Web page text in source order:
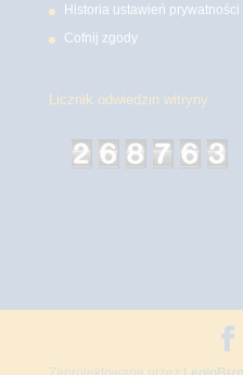
Historia ustawień prywatności
Cofnij zgody
Licznik odwiedzin witryny